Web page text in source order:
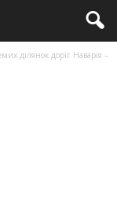
ділянок доріг Наварія –